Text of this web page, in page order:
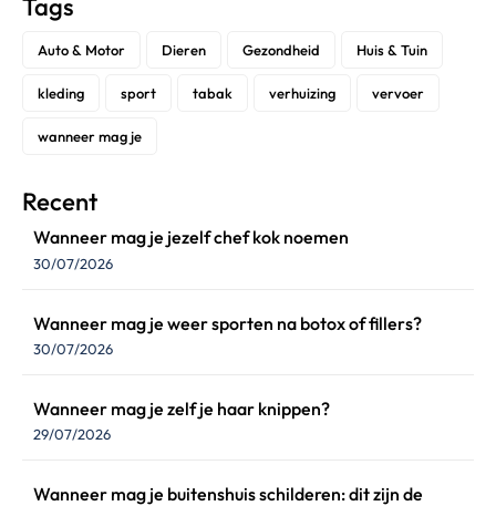
Tags
Auto & Motor Dieren Gezondheid Huis & Tuin
kleding sport tabak verhuizing vervoer
wanneer mag je
Recent
Wanneer mag je jezelf chef kok noemen
30/07/2026
Wanneer mag je weer sporten na botox of fillers?
30/07/2026
Wanneer mag je zelf je haar knippen?
29/07/2026
Wanneer mag je buitenshuis schilderen: dit zijn de